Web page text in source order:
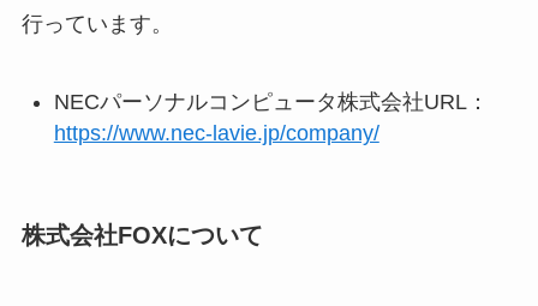
行っています。
NECパーソナルコンピュータ株式会社URL：
https://www.nec-lavie.jp/company/
株式会社FOXについて